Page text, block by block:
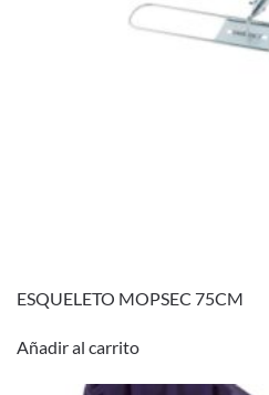
ESQUELETO MOPSEC 75CM
Añadir al carrito